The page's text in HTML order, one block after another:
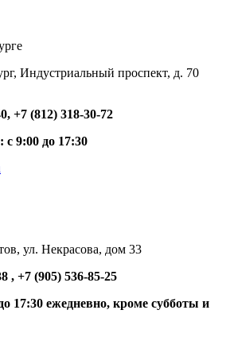
Индустриальный проспект, д. 70
+7 (812) 318-30-72
с 9:00 до 17:30
ул. Некрасова, дом 33
, +7 (905) 536-85-25
17:30 ежедневно, кроме субботы и